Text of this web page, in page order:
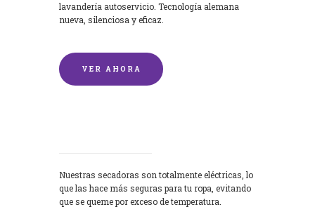
lavandería autoservicio. Tecnología alemana
nueva, silenciosa y eficaz.
VER AHORA
Nuestras secadoras son totalmente eléctricas, lo
que las hace más seguras para tu ropa, evitando
que se queme por exceso de temperatura.